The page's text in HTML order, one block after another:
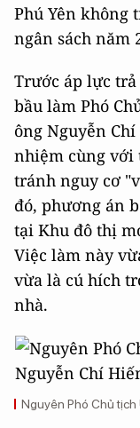
Phú Yên không
ngân sách năm
Trước áp lực
bầu làm Phó
ông Nguyễn
nhiệm cùng với
tránh nguy cơ
đó, phương án
tại Khu đô thị
Việc làm này
vừa là cú hích
nhà.
Nguyên Phó Chủ tịch